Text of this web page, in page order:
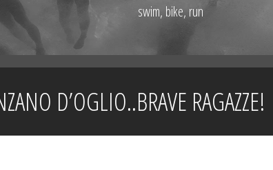
swim, bike, run
D’OGLIO..BRAVE RAGAZZE!